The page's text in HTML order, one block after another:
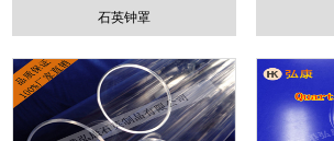
石英钟罩